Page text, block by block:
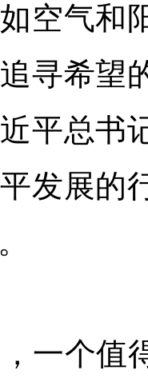
气和阳
寻希望
平总书
发展的
个值得